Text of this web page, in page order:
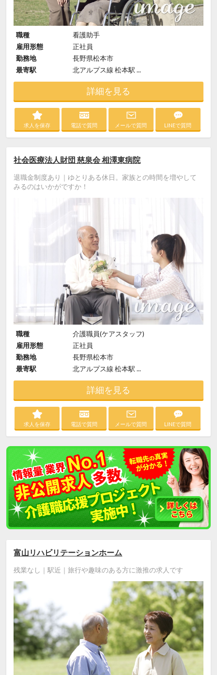
職種
看護助手
雇用形態
正社員
勤務地
長野県松本市
最寄駅
北アルプス線 松本駅 ...
詳細を見る
求人を保存 電話で質問 メールで質問 LINEで質問
社会医療法人財団 慈泉会 相澤東病院
退職金制度あり｜ゆとりある休日。家族との時間を増やして
みるのはいかがですか！
職種
介護職員(ケアスタッフ)
雇用形態
正社員
勤務地
長野県松本市
最寄駅
北アルプス線 松本駅 ...
詳細を見る
求人を保存 電話で質問 メールで質問 LINEで質問
富山リハビリテーションホーム
残業なし｜駅近｜旅行や趣味のある方に激推の求人です